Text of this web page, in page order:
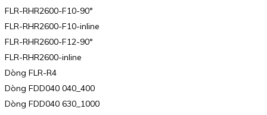
FLR-RHR2600-F10-90°
FLR-RHR2600-F10-inline
FLR-RHR2600-F12-90°
FLR-RHR2600-inline
Dòng FLR-R4
Dòng FDD040 040_400
Dòng FDD040 630_1000